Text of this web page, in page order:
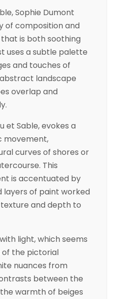
Sophie Dumont
of composition and
is both soothing
uses a subtle palette
and touches of
landscape
overlap and
et Sable, evokes a
movement,
curves of shores or
This
is accentuated by
layers of paint worked
and depth to
light, which seems
of the pictorial
nuances from
between the
warmth of beiges